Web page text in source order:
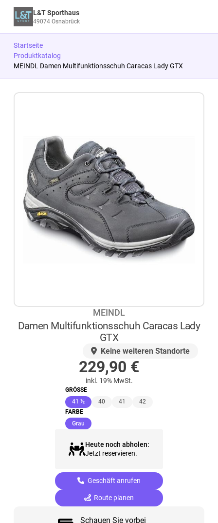
L&T Sporthaus
49074 Osnabrück
Startseite
Produktkatalog
MEINDL Damen Multifunktionsschuh Caracas Lady GTX
MEINDL
Damen Multifunktionsschuh Caracas Lady
GTX
Keine weiteren Standorte
229,90 €
inkl. 19% MwSt.
GRÖSSE
41 ½(ausgewählt)
40 41
42
FARBE
Grau(ausgewählt)
Heute noch abholen:
Jetzt reservieren.
Geschäft anrufen
Route planen
Schauen Sie vorbei